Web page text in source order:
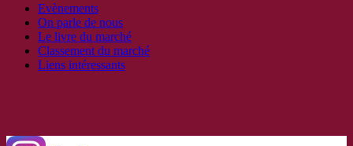
Evènements
On parle de nous
Le livre du marché
Classement du marché
Liens intéressants